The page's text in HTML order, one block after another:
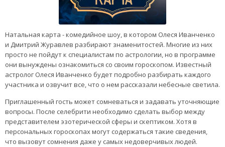
Натальная карта - комедийное шоу, в котором Олеся Иванченко
и Дмитрий Журавлев разбирают знаменитостей. Многие из них
просто не пойдут к специалистам по астрологии, но в программе
они вынуждены ознакомиться со своим гороскопом. Известный
астролог Олеся Иванченко будет подробно разбирать каждого
участника и озвучит все, что о нем рассказали небесные светила.
Приглашенный гость может сомневаться и задавать уточняющие
вопросы. После селебрити необходимо сделать выбор между
представителем эзотерической сферы и скептиком. Хотя в
персональных гороскопах могут содержаться такие сведения,
что вызовут сомнения даже у самых недоверчивых людей.